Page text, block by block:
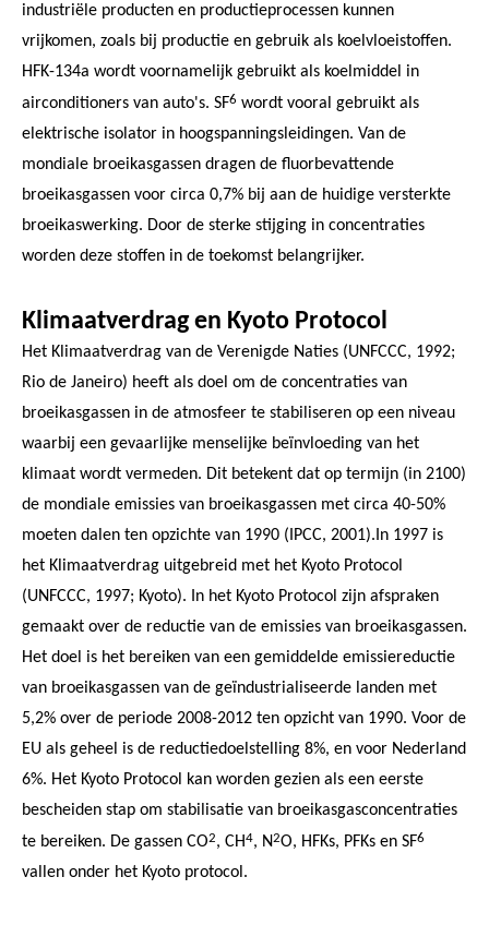
industriële producten en productieprocessen kunnen
vrijkomen, zoals bij productie en gebruik als koelvloeistoffen.
HFK-134a wordt voornamelijk gebruikt als koelmiddel in
airconditioners van auto's. SF6 wordt vooral gebruikt als
elektrische isolator in hoogspanningsleidingen. Van de
mondiale broeikasgassen dragen de fluorbevattende
broeikasgassen voor circa 0,7% bij aan de huidige versterkte
broeikaswerking. Door de sterke stijging in concentraties
worden deze stoffen in de toekomst belangrijker.
Klimaatverdrag en Kyoto Protocol
Het Klimaatverdrag van de Verenigde Naties (UNFCCC, 1992;
Rio de Janeiro) heeft als doel om de concentraties van
broeikasgassen in de atmosfeer te stabiliseren op een niveau
waarbij een gevaarlijke menselijke beïnvloeding van het
klimaat wordt vermeden. Dit betekent dat op termijn (in 2100)
de mondiale emissies van broeikasgassen met circa 40-50%
moeten dalen ten opzichte van 1990 (IPCC, 2001).In 1997 is
het Klimaatverdrag uitgebreid met het Kyoto Protocol
(UNFCCC, 1997; Kyoto). In het Kyoto Protocol zijn afspraken
gemaakt over de reductie van de emissies van broeikasgassen.
Het doel is het bereiken van een gemiddelde emissiereductie
van broeikasgassen van de geïndustrialiseerde landen met
5,2% over de periode 2008-2012 ten opzicht van 1990. Voor de
EU als geheel is de reductiedoelstelling 8%, en voor Nederland
6%. Het Kyoto Protocol kan worden gezien als een eerste
bescheiden stap om stabilisatie van broeikasgasconcentraties
te bereiken. De gassen CO2, CH4, N2O, HFKs, PFKs en SF6
vallen onder het Kyoto protocol.